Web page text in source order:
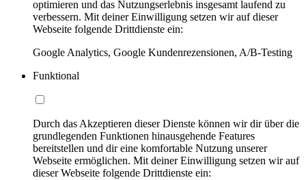
optimieren und das Nutzungserlebnis insgesamt laufend zu
verbessern. Mit deiner Einwilligung setzen wir auf dieser
Webseite folgende Drittdienste ein:
Google Analytics, Google Kundenrezensionen, A/B-Testing
Funktional
Durch das Akzeptieren dieser Dienste können wir dir über die
grundlegenden Funktionen hinausgehende Features
bereitstellen und dir eine komfortable Nutzung unserer
Webseite ermöglichen. Mit deiner Einwilligung setzen wir auf
dieser Webseite folgende Drittdienste ein: